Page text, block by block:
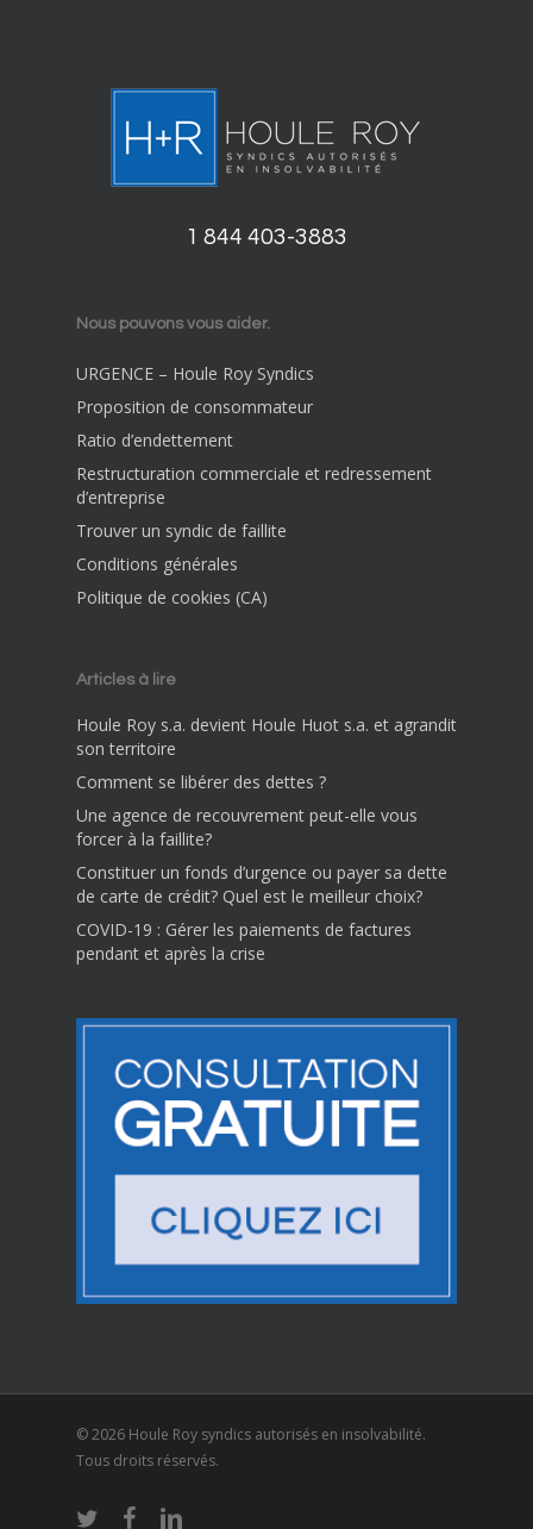
1 844 403-3883
Nous pouvons vous aider.
URGENCE – Houle Roy Syndics
Proposition de consommateur
Ratio d’endettement
Restructuration commerciale et redressement
d’entreprise
Trouver un syndic de faillite
Conditions générales
Politique de cookies (CA)
Articles à lire
Houle Roy s.a. devient Houle Huot s.a. et agrandit
son territoire
Comment se libérer des dettes ?
Une agence de recouvrement peut-elle vous
forcer à la faillite?
Constituer un fonds d’urgence ou payer sa dette
de carte de crédit? Quel est le meilleur choix?
COVID-19 : Gérer les paiements de factures
pendant et après la crise
© 2026 Houle Roy syndics autorisés en insolvabilité.
Tous droits réservés.
twitter facebooklinkedin